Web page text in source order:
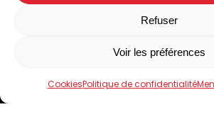
Refuser
Voir les préférences
CookiesPolitique de confidentialité
Suivez-nous sur
Facebook
Le Domaine de